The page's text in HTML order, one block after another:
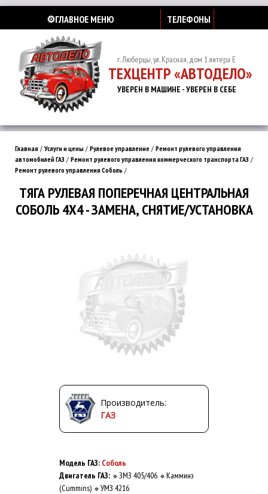
⚙️ГЛАВНОЕ МЕНЮ ТЕЛЕФОНЫ
г. Люберцы, ул. Красная, дом 1 литера Е
ТЕХЦЕНТР «АВТОДЕЛО»
УВЕРЕН В МАШИНЕ - УВЕРЕН В СЕБЕ
Главная / Услуги и цены / Рулевое управление / Ремонт рулевого управления
автомобилей ГАЗ / Ремонт рулевого управления коммерческого транспорта ГАЗ /
Ремонт рулевого управления Соболь /
ТЯГА РУЛЕВАЯ ПОПЕРЕЧНАЯ ЦЕНТРАЛЬНАЯ
СОБОЛЬ 4Х4 - ЗАМЕНА, СНЯТИЕ/УСТАНОВКА
Производитель:
ГАЗ
Модель ГАЗ: Соболь
Двигатель ГАЗ: 🔹 ЗМЗ 405/406 🔹 Камминз
(Cummins) 🔹 УМЗ 4216